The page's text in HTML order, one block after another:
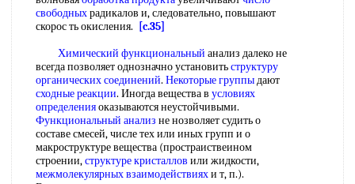
свободныхрадикалов и, следовательно, повышают
скорос ть окисления.
[c.35]
Химический функциональный анализ далеко не
всегда позволяет однозначно установитьструктуру
органических соединений. Некоторые группыдают
сходные реакции. Иногда вещества в условиях
определенияоказываются неустойчивыми.
Функциональный анализ не нозволяет судить о
составе смесей, числе тех или иных групп и о
макроструктуре вещества (простраиствеином
строении,структуре кристаллов или жидкости,
межмолекулярных взаимодействияхи т, п.).